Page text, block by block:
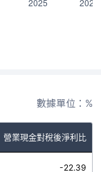
數據單位：%
營業現金對稅後淨利比
-22.39